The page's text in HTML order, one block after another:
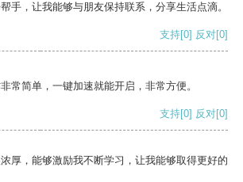
手，让我能够与朋友保持联系，分享生活点滴。
支持[0] 反对[0]
常简单，一键加速就能开启，非常方便。
支持[0] 反对[0]
厚，能够激励我不断学习，让我能够取得更好的